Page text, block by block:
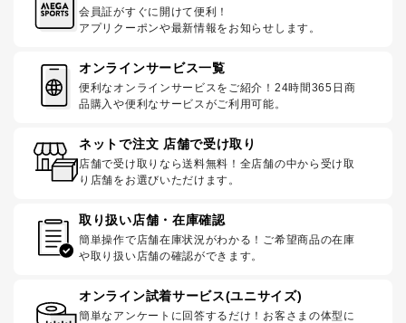
会員証がすぐに開けて便利！
アプリクーポンや最新情報をお知らせします。
オンラインサービス一覧
便利なオンラインサービスをご紹介！24時間365日商
品購入や便利なサービスがご利用可能。
ネットで注文 店舗で受け取り
店舗で受け取りなら送料無料！全店舗の中から受け取
り店舗をお選びいただけます。
取り扱い店舗・在庫確認
簡単操作で店舗在庫状況がわかる！ご希望商品の在庫
や取り扱い店舗の確認ができます。
オンライン試着サービス(ユニサイズ)
簡単なアンケートに回答するだけ！お客さまの体型に